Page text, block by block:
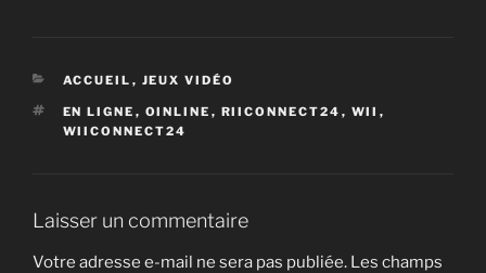
CATÉGORIES
ACCUEIL , JEUX VIDÉO
ÉTIQUETTES
EN LIGNE , OINLINE , RIICONNECT24 , WII ,
WIICONNECT24
Laisser un commentaire
Votre adresse e-mail ne sera pas publiée. Les champs